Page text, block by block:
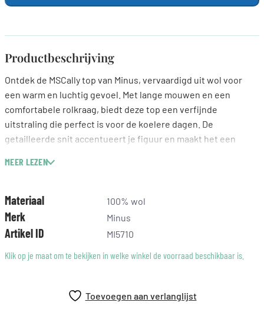
Productbeschrijving
Ontdek de MSCally top van Minus, vervaardigd uit wol voor
een warm en luchtig gevoel. Met lange mouwen en een
comfortabele rolkraag, biedt deze top een verfijnde
uitstraling die perfect is voor de koelere dagen. De
getailleerde snit accentueert je figuur en maakt het een
komen samen in deze stijlvolle basic die je outfit naar een
must-have in elke modebewuste collectie.
MEER LEZEN
Materiaal 100% wol
Merk Minus
Artikel ID
MI5710
Klik op je maat om te bekijken in welke winkel de voorraad beschikbaar is.
Toevoegen aan verlanglijst